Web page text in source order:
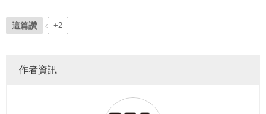
這篇讚 +2
作者資訊